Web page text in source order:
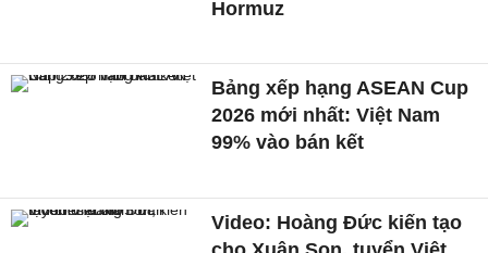
Hormuz
Bảng xếp hạng ASEAN Cup
2026 mới nhất: Việt Nam
99% vào bán kết
Video: Hoàng Đức kiến tạo